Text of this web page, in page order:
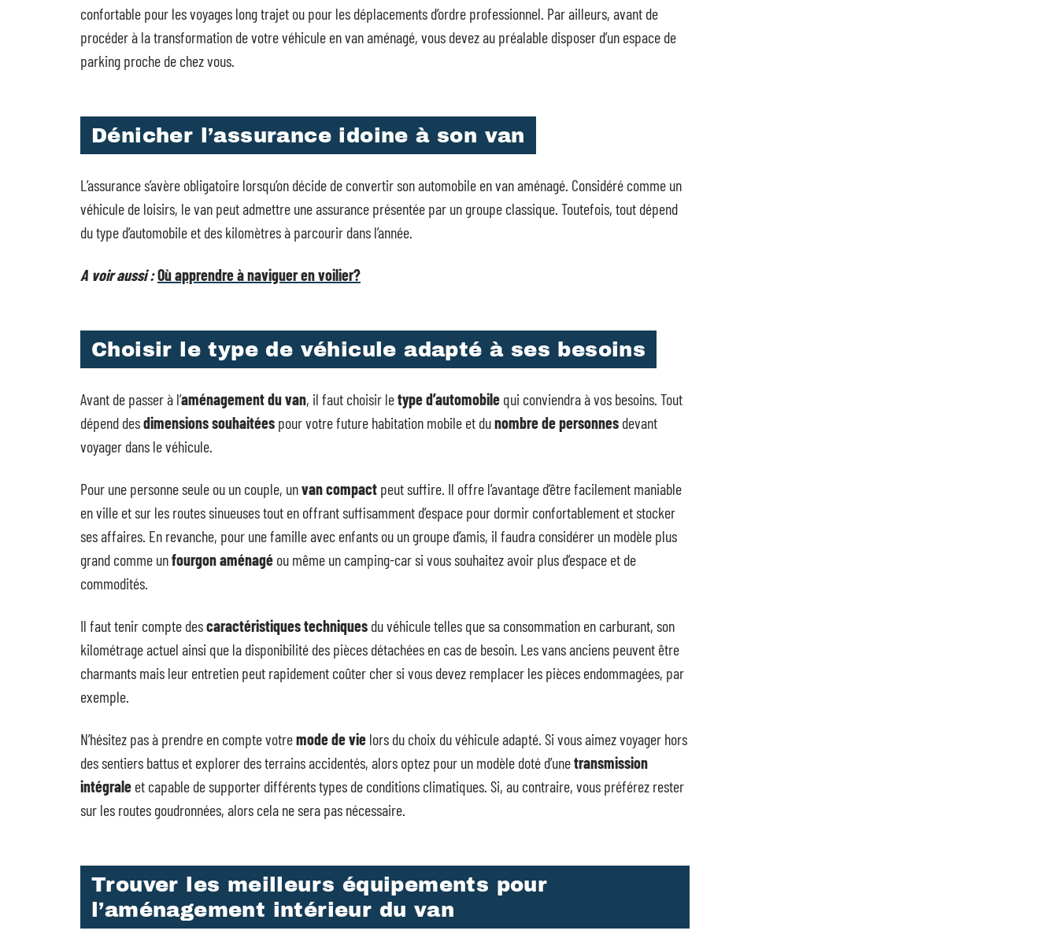
confortable pour les voyages long trajet ou pour les déplacements d’ordre professionnel. Par ailleurs, avant de
procéder à la transformation de votre véhicule en van aménagé, vous devez au préalable disposer d’un espace de
parking proche de chez vous.
Dénicher l’assurance idoine à son van
L’assurance s’avère obligatoire lorsqu’on décide de convertir son automobile en van aménagé. Considéré comme un
véhicule de loisirs, le van peut admettre une assurance présentée par un groupe classique. Toutefois, tout dépend
du type d’automobile et des kilomètres à parcourir dans l’année.
A voir aussi :Où apprendre à naviguer en voilier?
Choisir le type de véhicule adapté à ses besoins
Avant de passer à l’aménagement du van, il faut choisir letype d’automobile qui conviendra à vos besoins. Tout
dépend desdimensions souhaitées pour votre future habitation mobile et dunombre de personnes devant
voyager dans le véhicule.
Pour une personne seule ou un couple, unvan compact peut suffire. Il offre l’avantage d’être facilement maniable
en ville et sur les routes sinueuses tout en offrant suffisamment d’espace pour dormir confortablement et stocker
ses affaires. En revanche, pour une famille avec enfants ou un groupe d’amis, il faudra considérer un modèle plus
grand comme unfourgon aménagé ou même un camping-car si vous souhaitez avoir plus d’espace et de
commodités.
Il faut tenir compte descaractéristiques techniques du véhicule telles que sa consommation en carburant, son
kilométrage actuel ainsi que la disponibilité des pièces détachées en cas de besoin. Les vans anciens peuvent être
charmants mais leur entretien peut rapidement coûter cher si vous devez remplacer les pièces endommagées, par
exemple.
N’hésitez pas à prendre en compte votremode de vie lors du choix du véhicule adapté. Si vous aimez voyager hors
des sentiers battus et explorer des terrains accidentés, alors optez pour un modèle doté d’unetransmission
intégrale et capable de supporter différents types de conditions climatiques. Si, au contraire, vous préférez rester
sur les routes goudronnées, alors cela ne sera pas nécessaire.
Trouver les meilleurs équipements pour
l’aménagement intérieur du van